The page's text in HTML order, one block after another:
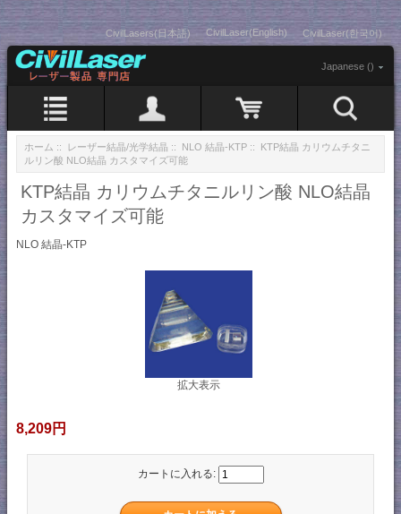
CivilLasers(日本語) CivilLaser(English) CivilLaser(한국어)
Japanese ()
ホーム :: レーザー結晶/光学結晶 :: NLO 結晶-KTP :: KTP結晶 カリウムチタニ
ルリン酸 NLO結晶 カスタマイズ可能
KTP結晶 カリウムチタニルリン酸 NLO結晶
カスタマイズ可能
NLO 結晶-KTP
拡大表示
8,209円
カートに入れる: